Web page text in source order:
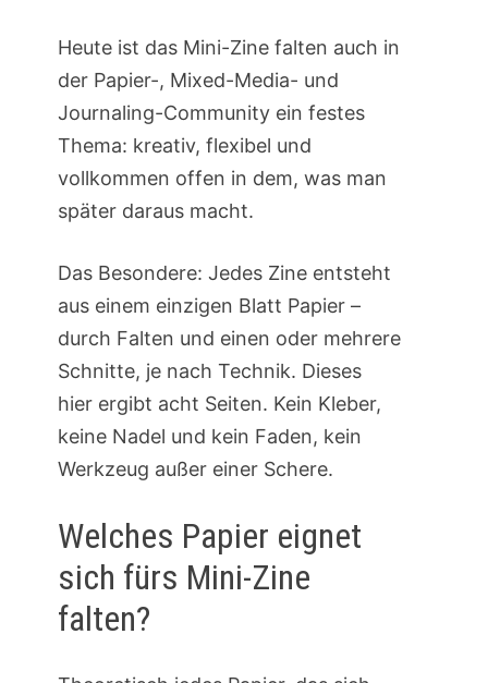
Heute ist das Mini-Zine falten auch in
der Papier-, Mixed-Media- und
Journaling-Community ein festes
Thema: kreativ, flexibel und
vollkommen offen in dem, was man
später daraus macht.
Das Besondere: Jedes Zine entsteht
aus einem einzigen Blatt Papier –
durch Falten und einen oder mehrere
Schnitte, je nach Technik. Dieses
hier ergibt acht Seiten. Kein Kleber,
keine Nadel und kein Faden, kein
Werkzeug außer einer Schere.
Welches Papier eignet
sich fürs Mini-Zine
falten?